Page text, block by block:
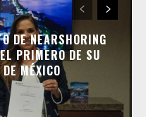
DE NEARSHORING
PRIMERO DE SU
MÉXICO